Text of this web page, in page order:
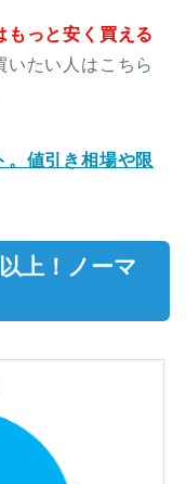
もっと安く買える
いたい人はこちら
。値引き相場や限
上！ノーマ